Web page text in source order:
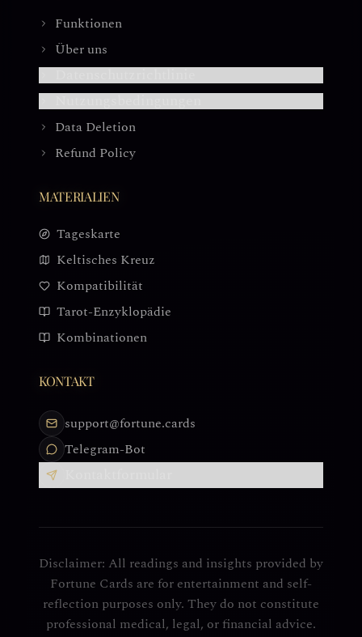
Funktionen
Über uns
Data Deletion
Refund Policy
MATERIALIEN
Tageskarte
Keltisches Kreuz
Kompatibilität
Tarot-Enzyklopädie
Kombinationen
KONTAKT
support@fortune.cards
Telegram-Bot
Disclaimer: All readings and insights provided by
Fortune Cards are for entertainment and self-
reflection purposes only. They do not constitute
professional medical, legal, or financial advice.